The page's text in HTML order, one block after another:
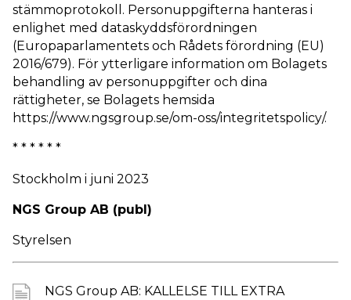
stämmoprotokoll. Personuppgifterna hanteras i
enlighet med dataskyddsförordningen
(Europaparlamentets och Rådets förordning (EU)
2016/679). För ytterligare information om Bolagets
behandling av personuppgifter och dina
rättigheter, se Bolagets hemsida
https://www.ngsgroup.se/om-oss/integritetspolicy/.
* * * * * *
Stockholm i juni 2023
NGS Group AB (publ)
Styrelsen
NGS Group AB: KALLELSE TILL EXTRA